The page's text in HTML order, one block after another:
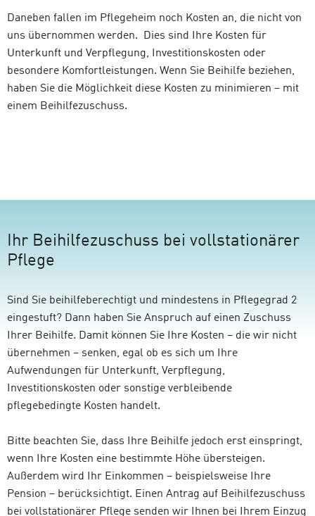
Daneben fallen im Pflegeheim noch Kosten an, die nicht von
uns übernommen werden. Dies sind Ihre Kosten für
Unterkunft und Verpflegung, Investitionskosten oder
besondere Komfortleistungen. Wenn Sie Beihilfe beziehen,
haben Sie die Möglichkeit diese Kosten zu minimieren – mit
einem Beihilfezuschuss.
Ihr Beihilfezuschuss bei vollstationärer
Pflege
Sind Sie beihilfeberechtigt und mindestens in Pflegegrad 2
eingestuft? Dann haben Sie Anspruch auf einen Zuschuss
Ihrer Beihilfe. Damit können Sie Ihre Kosten – die wir nicht
übernehmen – senken, egal ob es sich um Ihre
Aufwendungen für Unterkunft, Verpflegung,
Investitionskosten oder sonstige verbleibende
pflegebedingte Kosten handelt.
Bitte beachten Sie, dass Ihre Beihilfe jedoch erst einspringt,
wenn Ihre Kosten eine bestimmte Höhe übersteigen.
Außerdem wird Ihr Einkommen – beispielsweise Ihre
Pension – berücksichtigt. Einen Antrag auf Beihilfezuschuss
bei vollstationärer Pflege senden wir Ihnen bei Ihrem Einzug